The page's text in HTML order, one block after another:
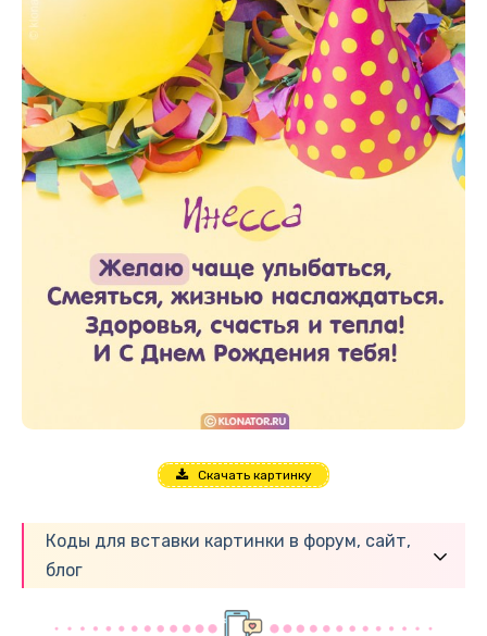
Скачать картинку
Коды для вставки картинки в форум, сайт,
блог